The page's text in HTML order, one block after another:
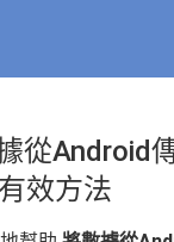
從Android
效方法